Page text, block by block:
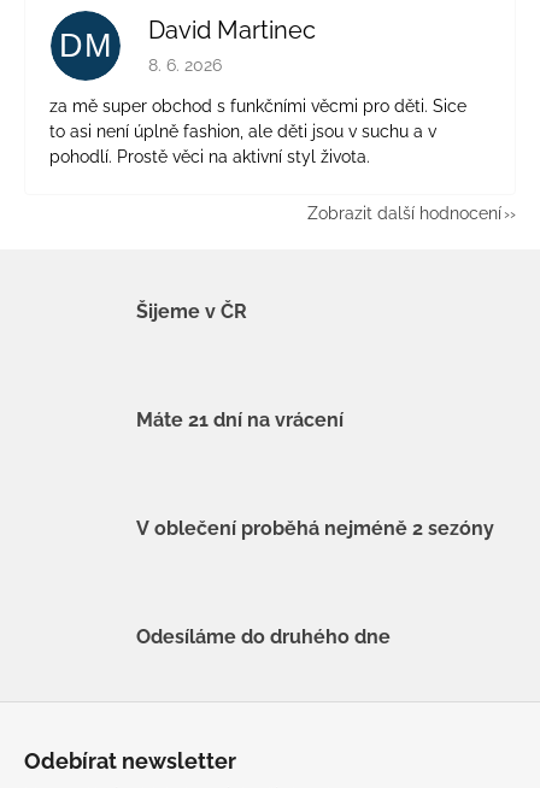
DM David Martinec
Hodnocení obchodu je 5 z 5 hvězdiček.
8. 6. 2026
za mě super obchod s funkčními věcmi pro děti. Sice
to asi není úplně fashion, ale děti jsou v suchu a v
pohodlí. Prostě věci na aktivní styl života.
Zobrazit další hodnocení
Šijeme v ČR
Máte 21 dní na vrácení
V oblečení proběhá nejméně 2 sezóny
Odesíláme do druhého dne
Odebírat newsletter